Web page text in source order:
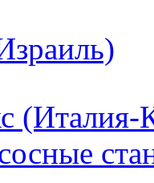
(Италия-